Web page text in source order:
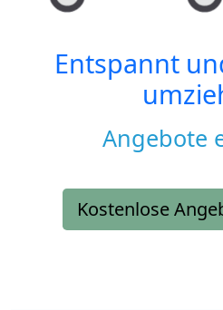
Entspannt
Angebote
Kostenlose